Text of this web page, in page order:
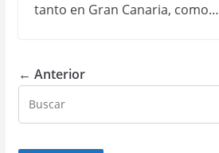
tanto en Gran Canaria, como…
← Anterior